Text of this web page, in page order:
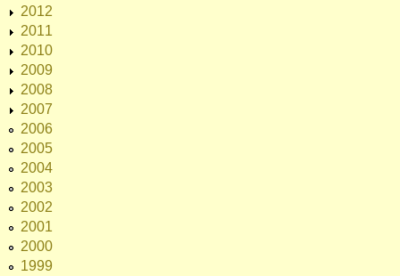
2012
2011
2010
2009
2008
2007
2006
2005
2004
2003
2002
2001
2000
1999